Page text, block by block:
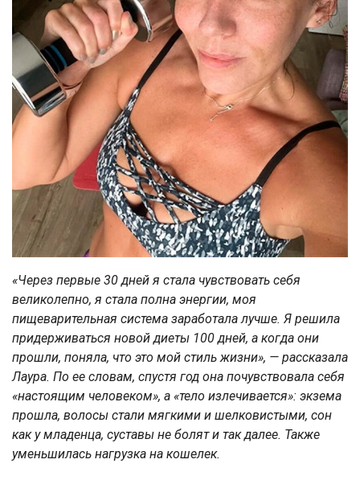
«Через первые 30 дней я стала чувствовать себя
великолепно, я стала полна энергии, моя
пищеварительная система заработала лучше. Я решила
придерживаться новой диеты 100 дней, а когда они
прошли, поняла, что это мой стиль жизни», — рассказала
Лаура. По ее словам, спустя год она почувствовала себя
«настоящим человеком», а «тело излечивается»: экзема
прошла, волосы стали мягкими и шелковистыми, сон
как у младенца, суставы не болят и так далее. Также
уменьшилась нагрузка на кошелек.